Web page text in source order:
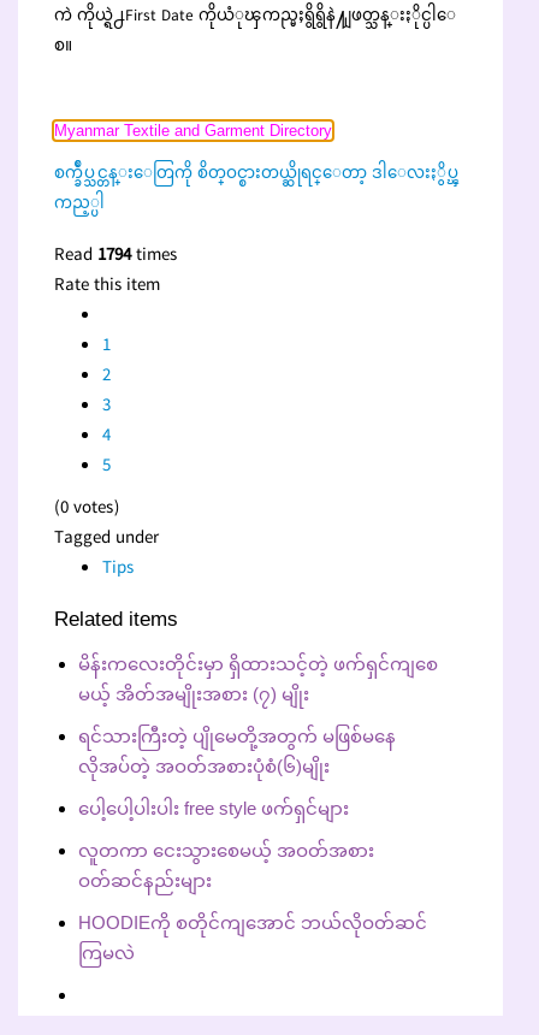
ကဲ ကိုယ္ရဲ႕First Date ကိုယံုၾကည္မႈရွိရွိနဲ႔ျဖတ္သန္းႏိုင္ပါေ
စ။
Myanmar Textile and Garment Directory
စက္ခ်ဳပ္သင္တန္းေတြကို စိတ္ဝင္စားတယ္ဆိုရင္ေတာ့ ဒါေလးႏွိပ္ၾ
ကည့္ပါ
Read 1794times
Rate this item
1
2
3
4
5
(0 votes)
Tagged under
Tips
Related items
မိန်းကလေးတိုင်းမှာ ရှိထားသင့်တဲ့ ဖက်ရှင်ကျစေ
မယ့် အိတ်အမျိုးအစား (၇) မျိုး
ရင်သားကြီးတဲ့ ပျိုမေတို့အတွက် မဖြစ်မနေ
လိုအပ်တဲ့ အဝတ်အစားပုံစံ(၆)မျိုး
ပေါ့ပေါ့ပါးပါး free style ဖက်ရှင်များ
လူတကာ ငေးသွားစေမယ့် အဝတ်အစား
ဝတ်ဆင်နည်းများ
HOODIEကို စတိုင်ကျအောင် ဘယ်လိုဝတ်ဆင်
ကြမလဲ